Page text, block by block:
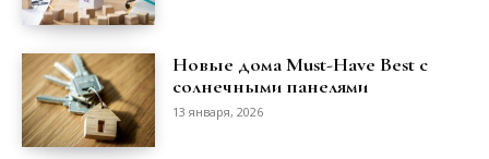
Новые дома Must-Have Best с
солнечными панелями
13 января, 2026